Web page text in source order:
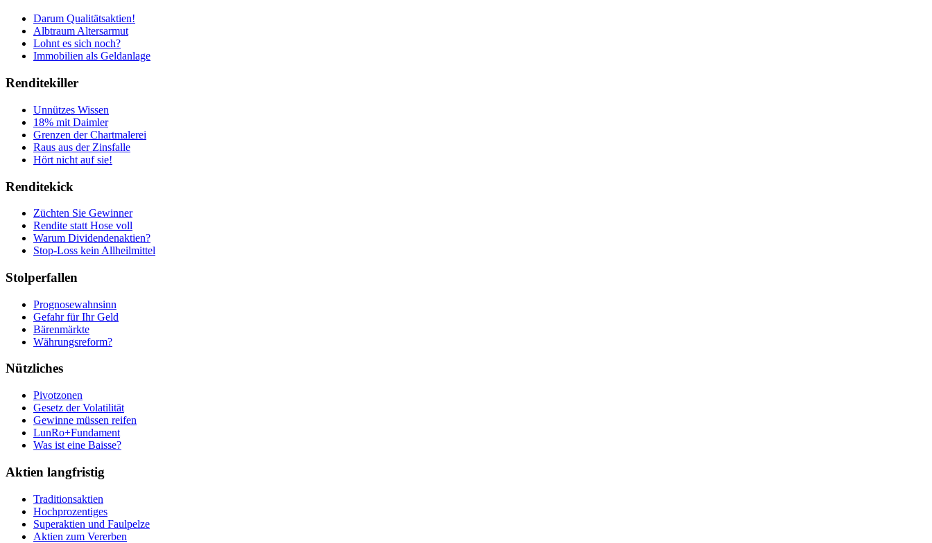
Darum Qualitätsaktien!
Albtraum Altersarmut
Lohnt es sich noch?
Immobilien als Geldanlage
Renditekiller
Unnützes Wissen
18% mit Daimler
Grenzen der Chartmalerei
Raus aus der Zinsfalle
Hört nicht auf sie!
Renditekick
Züchten Sie Gewinner
Rendite statt Hose voll
Warum Dividendenaktien?
Stop-Loss kein Allheilmittel
Stolperfallen
Prognosewahnsinn
Gefahr für Ihr Geld
Bärenmärkte
Währungsreform?
Nützliches
Pivotzonen
Gesetz der Volatilität
Gewinne müssen reifen
LunRo+Fundament
Was ist eine Baisse?
Aktien langfristig
Traditionsaktien
Hochprozentiges
Superaktien und Faulpelze
Aktien zum Vererben